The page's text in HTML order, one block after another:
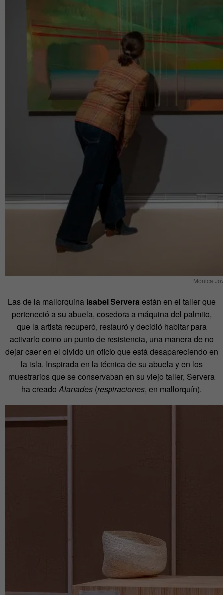
Mónica
Las de la mallorquina Isabel Servera están en el taller que
perteneció a su abuela, cosedora a máquina del palmito,
que la artista recuperó, restauró y decidió habitar para
activarlo como un punto de resistencia, una manera de no
dejar caer en el olvido un oficio que está desapareciendo en
la isla. Inspirada en la técnica de su abuela y en los
muestrarios que se conservaban en su viejo taller, Servera
ha creado Alanades (respiraciones, en mallorquín).